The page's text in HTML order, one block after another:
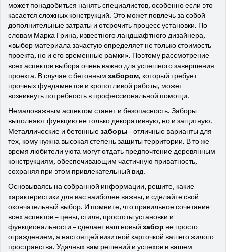
может понадобиться нанять специалистов, особенно если это
касается сложных конструкций. Это может повлечь за собой
дополнительные затраты и отсрочить процесс установки. По
словам Марка Грина, известного ландшафтного дизайнера,
«выбор материала зачастую определяет не только стоимость
проекта, но и его временные рамки». Поэтому рассмотрение
всех аспектов выбора очень важно для успешного завершения
проекта. В случае с бетонным забором, который требует
прочных фундаментов и кропотливой работы, может
возникнуть потребность в профессиональной помощи.
Немаловажным аспектом станет и безопасность. Заборы
выполняют функцию не только декоративную, но и защитную.
Металлические и бетонныезаборы - отличные варианты для
тех, кому нужна высокая степень защиты территории. В то же
время любители уюта могут отдать предпочтение деревянным
конструкциям, обеспечивающим частичную приватность,
сохраняя при этом привлекательный вид.
Основываясь на собранной информации, решите, какие
характеристики для вас наиболее важны, и сделайте свой
окончательный выбор. И помните, что правильное сочетание
всех аспектов – цены, стиля, простоты установки и
функциональности – сделает ваш новый забор не просто
ограждением, а настоящей визитной карточкой вашего жилого
пространства. Удачных вам решений и успехов в вашем